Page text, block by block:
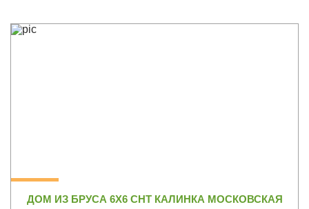
ДОМ ИЗ БРУСА 6Х6 СНТ КАЛИНКА МОСКОВСКАЯ